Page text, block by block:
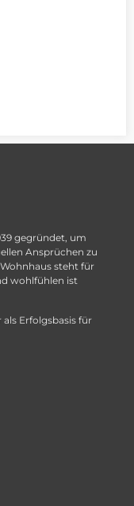
gegründet, um
Ansprüchen zu
steht für
wohlfühlen ist
Erfolgsbasis für